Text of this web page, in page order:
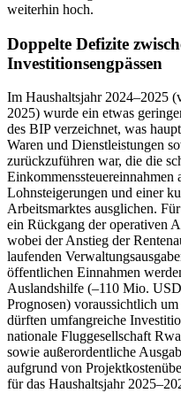
weiterhin hoch.
Doppelte Defizite
Investitionsengpässen
Im Haushaltsjahr 2024–2025
2025) wurde ein etwas
des BIP verzeichnet, was
Waren und Dienstleistungen
zurückzuführen war, die die
Einkommenssteuereinnahmen
Lohnsteigerungen und einer
Arbeitsmarktes ausglichen.
ein Rückgang der operativen
wobei der Anstieg der
laufenden
öffentlichen Einnahmen
Auslandshilfe (–110 Mio.
Prognosen) voraussichtlich
dürften umfangreiche
nationale Fluggesellschaft
sowie außerordentliche
aufgrund von
für das Haushaltsjahr